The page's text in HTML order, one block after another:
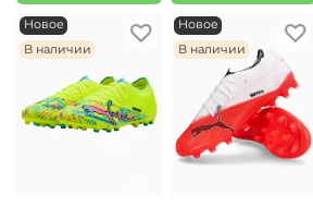
Новое
В наличии
Новое
В наличии